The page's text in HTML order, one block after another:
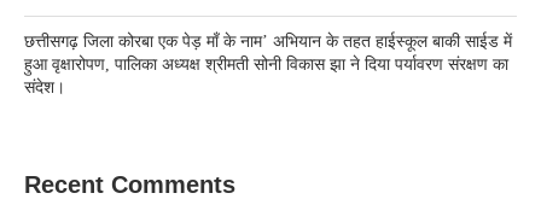
छत्तीसगढ़ जिला कोरबा एक पेड़ माँ के नाम’ अभियान के तहत हाईस्कूल बाकी साईड में
हुआ वृक्षारोपण, पालिका अध्यक्ष श्रीमती सोनी विकास झा ने दिया पर्यावरण संरक्षण का
संदेश।
Recent Comments